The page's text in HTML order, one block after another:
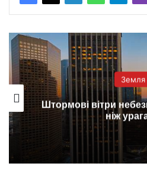
Земля
Штормові вітри
ніж